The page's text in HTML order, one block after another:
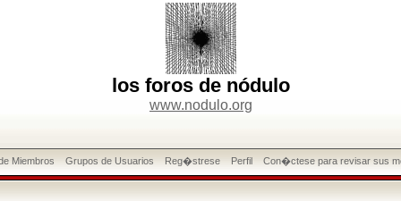
los foros de nódulo
www.nodulo.org
Miembros Grupos de Usuarios Reg�strese Perfil Con�ctese para revisar sus